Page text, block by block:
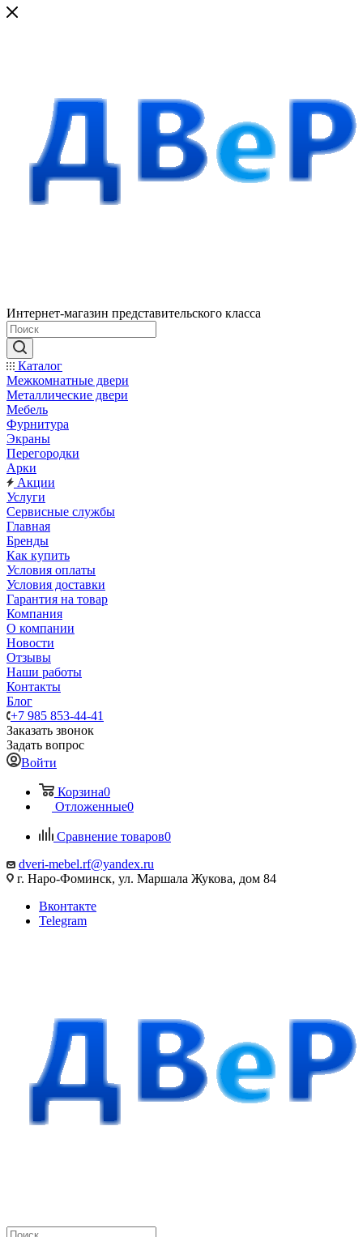
Интернет-магазин представительского класса
Каталог
Межкомнатные двери
Металлические двери
Мебель
Фурнитура
Экраны
Перегородки
Арки
Акции
Услуги
Сервисные службы
Главная
Бренды
Как купить
Условия оплаты
Условия доставки
Гарантия на товар
Компания
О компании
Новости
Отзывы
Наши работы
Контакты
Блог
+7 985 853-44-41
Заказать звонок
Задать вопрос
Войти
Корзина0
Отложенные0
Сравнение товаров0
dveri-mebel.rf@yandex.ru
г. Наро-Фоминск, ул. Маршала Жукова, дом 84
Вконтакте
Telegram